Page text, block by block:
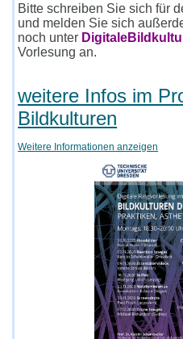
Bitte schreiben Sie sich für
und melden Sie sich
noch unter
Vorlesung an.
weitere Infos im
Bildkulturen
Weitere Informationen anzeigen